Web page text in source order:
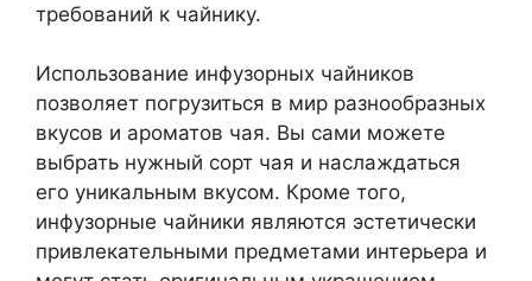
требований к чайнику.
Использование инфузорных чайников
позволяет погрузиться в мир разнообразных
вкусов и ароматов чая. Вы сами можете
выбрать нужный сорт чая и наслаждаться
его уникальным вкусом. Кроме того,
инфузорные чайники являются эстетически
привлекательными предметами интерьера и